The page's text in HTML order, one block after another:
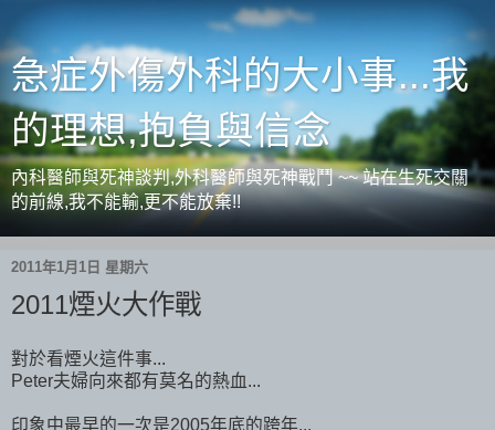
急症外傷外科的大小事...我
的理想,抱負與信念
內科醫師與死神談判,外科醫師與死神戰鬥 ~~ 站在生死交關
的前線,我不能輸,更不能放棄!!
2011年1月1日 星期六
2011煙火大作戰
對於看煙火這件事...
Peter夫婦向來都有莫名的熱血...
印象中最早的一次是2005年底的跨年...